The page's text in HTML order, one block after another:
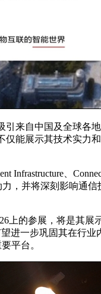
来自中国及全球各
能展示其技术实
Infrastructure、
，并将深刻影响通
上的参展，将是其
进一步巩固其在行
平台。